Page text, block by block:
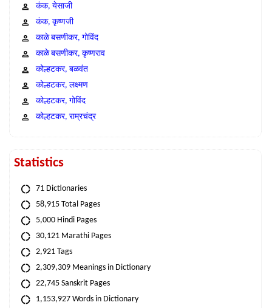
कंक, येसाजी
कंक, कृष्णजी
काळे बसणीकर, गोविंद
काळे बसणीकर, कृष्णराव
कोल्हटकर, बळवंत
कोल्हटकर, लक्ष्मण
कोल्हटकर, गोविंद
कोल्हटकर, राम्रचंद्र
Statistics
71 Dictionaries
58,915 Total Pages
5,000 Hindi Pages
30,121 Marathi Pages
2,921 Tags
2,309,309 Meanings in Dictionary
22,745 Sanskrit Pages
1,153,927 Words in Dictionary